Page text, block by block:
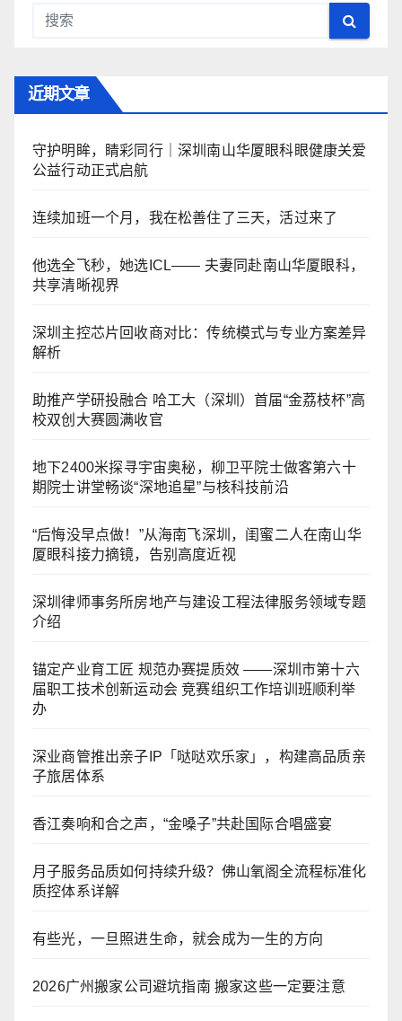
近期文章
守护明眸，睛彩同行｜深圳南山华厦眼科眼健康关爱
公益行动正式启航
连续加班一个月，我在松善住了三天，活过来了
他选全飞秒，她选ICL—— 夫妻同赴南山华厦眼科，
共享清晰视界
深圳主控芯片回收商对比：传统模式与专业方案差异
解析
助推产学研投融合 哈工大（深圳）首届“金荔枝杯”高
校双创大赛圆满收官
地下2400米探寻宇宙奥秘，柳卫平院士做客第六十
期院士讲堂畅谈“深地追星”与核科技前沿
“后悔没早点做！”从海南飞深圳，闺蜜二人在南山华
厦眼科接力摘镜，告别高度近视
深圳律师事务所房地产与建设工程法律服务领域专题
介绍
锚定产业育工匠 规范办赛提质效 ——深圳市第十六
届职工技术创新运动会 竞赛组织工作培训班顺利举
办
深业商管推出亲子IP「哒哒欢乐家」，构建高品质亲
子旅居体系
香江奏响和合之声，“金嗓子”共赴国际合唱盛宴
月子服务品质如何持续升级？佛山氧阁全流程标准化
质控体系详解
有些光，一旦照进生命，就会成为一生的方向
2026广州搬家公司避坑指南 搬家这些一定要注意